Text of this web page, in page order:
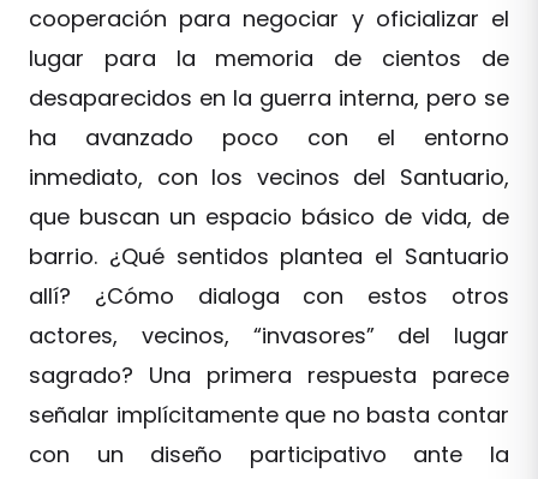
cooperación para negociar y oficializar el
lugar para la memoria de cientos de
desaparecidos en la guerra interna, pero se
ha avanzado poco con el entorno
inmediato, con los vecinos del Santuario,
que buscan un espacio básico de vida, de
barrio. ¿Qué sentidos plantea el Santuario
allí? ¿Cómo dialoga con estos otros
actores, vecinos, “invasores” del lugar
sagrado? Una primera respuesta parece
señalar implícitamente que no basta contar
con un diseño participativo ante la